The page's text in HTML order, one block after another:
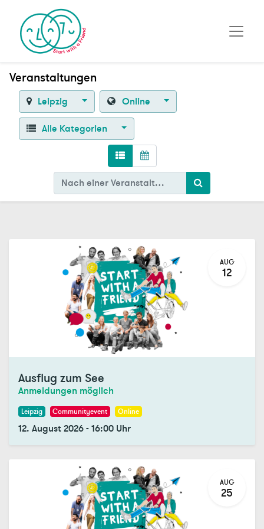
Veranstaltungen
Leipzig Online
Alle Kategorien
AUG
12
Ausflug zum See
Anmeldungen möglich
Leipzig Communityevent Online
12. August 2026-16:00 Uhr
AUG
25